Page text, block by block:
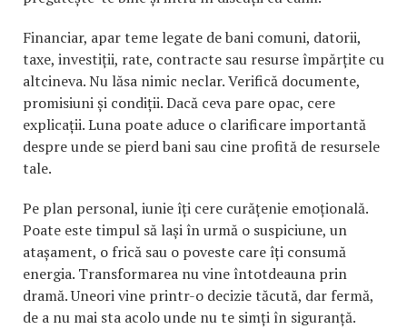
Financiar, apar teme legate de bani comuni, datorii,
taxe, investiții, rate, contracte sau resurse împărțite cu
altcineva. Nu lăsa nimic neclar. Verifică documente,
promisiuni și condiții. Dacă ceva pare opac, cere
explicații. Luna poate aduce o clarificare importantă
despre unde se pierd bani sau cine profită de resursele
tale.
Pe plan personal, iunie îți cere curățenie emoțională.
Poate este timpul să lași în urmă o suspiciune, un
atașament, o frică sau o poveste care îți consumă
energia. Transformarea nu vine întotdeauna prin
dramă. Uneori vine printr-o decizie tăcută, dar fermă,
de a nu mai sta acolo unde nu te simți în siguranță.